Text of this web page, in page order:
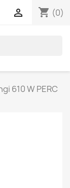
shopping_cart (0)

610 W PERC